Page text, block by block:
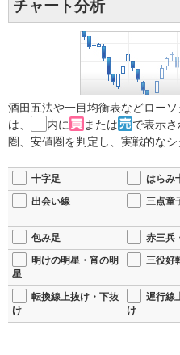
チャート分析
酒田五法や一目均衡表などロー
は、
内に または
で表示
圏、安値圏を判定し、実戦的なシ
十字足 はらみ
出会い線
三点童
包み足
赤三兵
明けの明星・宵の明
星
三役好
転換線上抜け・下抜
け
遅行線
け